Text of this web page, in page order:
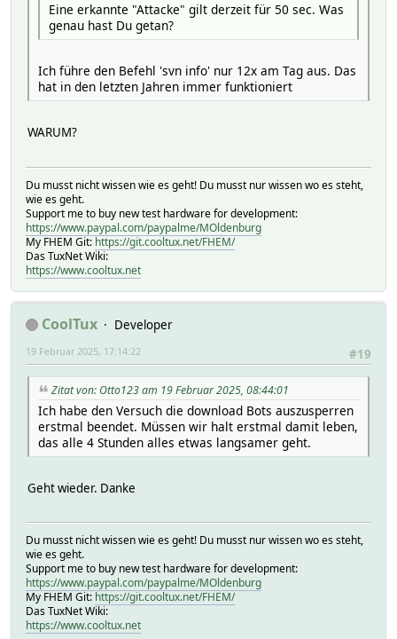
Eine erkannte "Attacke" gilt derzeit für 50 sec. Was
genau hast Du getan?
Ich führe den Befehl 'svn info' nur 12x am Tag aus. Das
hat in den letzten Jahren immer funktioniert
WARUM?
Du musst nicht wissen wie es geht! Du musst nur wissen wo es steht,
wie es geht.
Support me to buy new test hardware for development:
https://www.paypal.com/paypalme/MOldenburg
My FHEM Git: https://git.cooltux.net/FHEM/
Das TuxNet Wiki:
https://www.cooltux.net
CoolTux
Developer
#19
19 Februar 2025, 17:14:22
Zitat von: Otto123 am 19 Februar 2025, 08:44:01
Ich habe den Versuch die download Bots auszusperren
erstmal beendet. Müssen wir halt erstmal damit leben,
das alle 4 Stunden alles etwas langsamer geht.
Geht wieder. Danke
Du musst nicht wissen wie es geht! Du musst nur wissen wo es steht,
wie es geht.
Support me to buy new test hardware for development:
https://www.paypal.com/paypalme/MOldenburg
My FHEM Git: https://git.cooltux.net/FHEM/
Das TuxNet Wiki:
https://www.cooltux.net